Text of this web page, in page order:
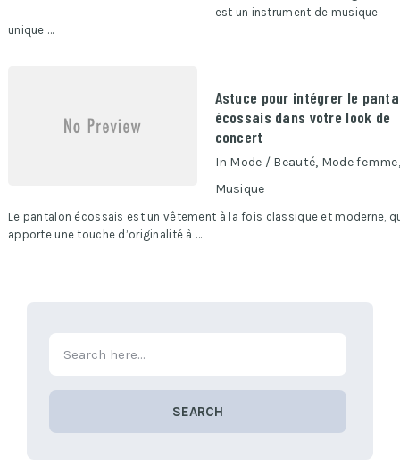
est un instrument de musique
unique …
Astuce pour intégrer le
écossais dans votre look de
concert
In Mode / Beauté, Mode femme,
Musique
Le pantalon écossais est un vêtement à la fois classique et moderne,
apporte une touche d’originalité à …
SEARCH